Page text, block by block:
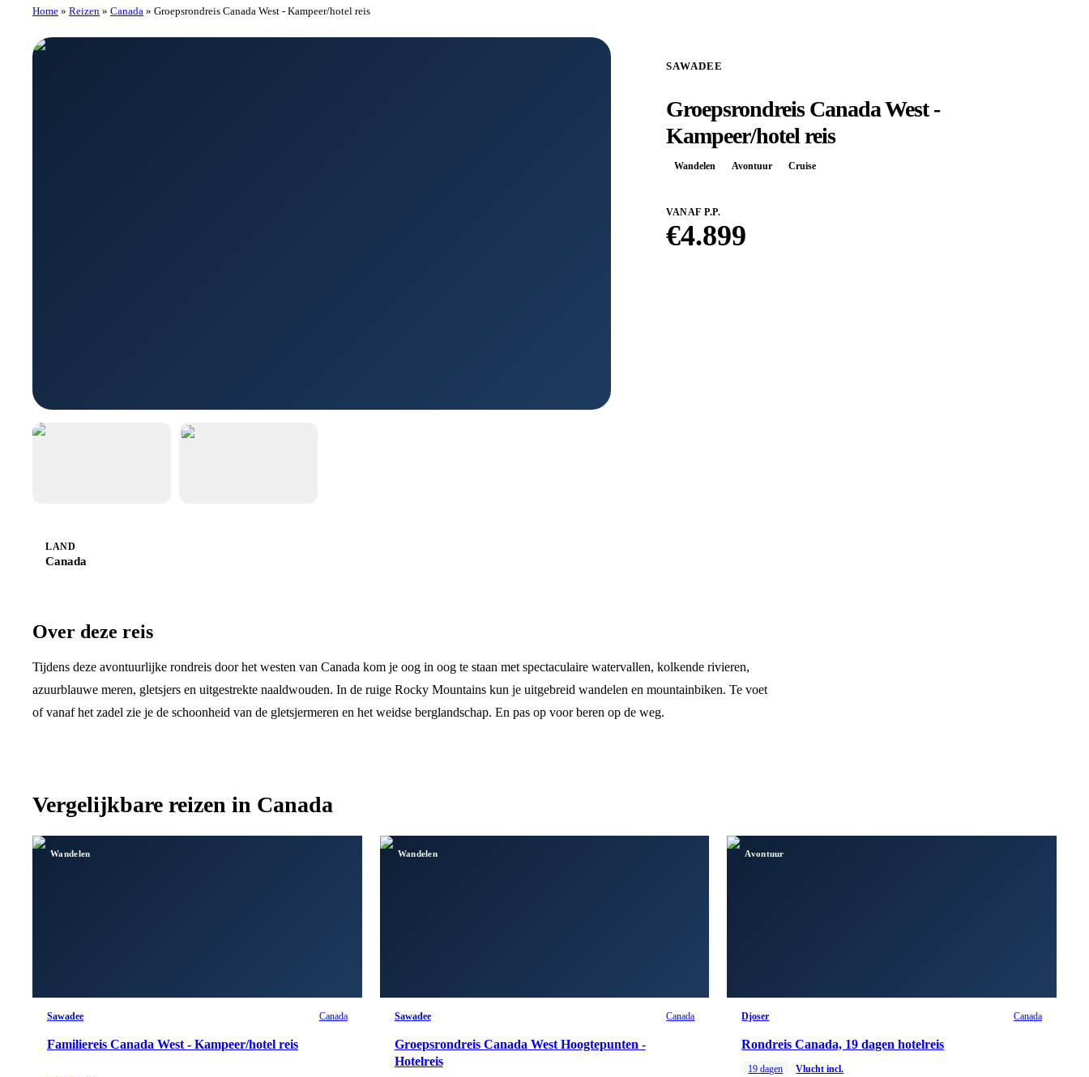
Home » Reizen » Canada » Groepsrondreis Canada West - Kampeer/hotel reis
SAWADEE
Groepsrondreis Canada West -
Kampeer/hotel reis
Wandelen Avontuur Cruise
VANAF P.P.
€4.899
LAND
Canada
Over deze reis
Tijdens deze avontuurlijke rondreis door het westen van Canada kom je oog in oog te staan met spectaculaire watervallen, kolkende rivieren,
azuurblauwe meren, gletsjers en uitgestrekte naaldwouden. In de ruige Rocky Mountains kun je uitgebreid wandelen en mountainbiken. Te voet
of vanaf het zadel zie je de schoonheid van de gletsjermeren en het weidse berglandschap. En pas op voor beren op de weg.
Vergelijkbare reizen in Canada
Wandelen
Sawadee Canada
Familiereis Canada West - Kampeer/hotel reis
Wandelen
Sawadee Canada
Groepsrondreis Canada West Hoogtepunten -
Hotelreis
Avontuur
Djoser Canada
Rondreis Canada, 19 dagen hotelreis
19 dagen Vlucht incl.